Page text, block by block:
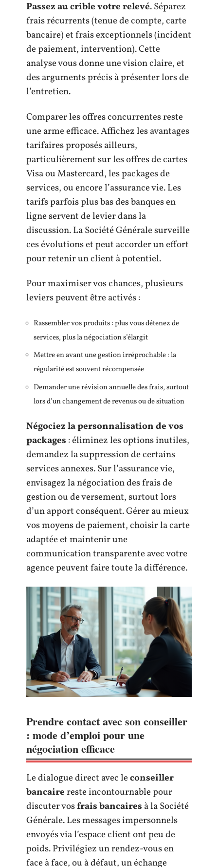
Passez au crible votre relevé. Séparez
frais récurrents (tenue de compte, carte
bancaire) et frais exceptionnels (incident
de paiement, intervention). Cette
analyse vous donne une vision claire, et
des arguments précis à présenter lors de
l’entretien.
Comparer les offres concurrentes reste
une arme efficace. Affichez les avantages
tarifaires proposés ailleurs,
particulièrement sur les offres de cartes
Visa ou Mastercard, les packages de
services, ou encore l’assurance vie. Les
tarifs parfois plus bas des banques en
ligne servent de levier dans la
discussion. La Société Générale surveille
ces évolutions et peut accorder un effort
pour retenir un client à potentiel.
Pour maximiser vos chances, plusieurs
leviers peuvent être activés :
Rassembler vos produits : plus vous détenez de
services, plus la négociation s’élargit
Mettre en avant une gestion irréprochable : la
régularité est souvent récompensée
Demander une révision annuelle des frais, surtout
lors d’un changement de revenus ou de situation
Négociez la personnalisation de vos
packages : éliminez les options inutiles,
demandez la suppression de certains
services annexes. Sur l’assurance vie,
envisagez la négociation des frais de
gestion ou de versement, surtout lors
d’un apport conséquent. Gérer au mieux
vos moyens de paiement, choisir la carte
adaptée et maintenir une
communication transparente avec votre
agence peuvent faire toute la différence.
Prendre contact avec son conseiller
: mode d’emploi pour une
négociation efficace
Le dialogue direct avec leconseiller
bancairereste incontournable pour
discuter vosfrais bancaires à la Société
Générale. Les messages impersonnels
envoyés via l’espace client ont peu de
poids. Privilégiez un rendez-vous en
face à face, ou à défaut, un échange